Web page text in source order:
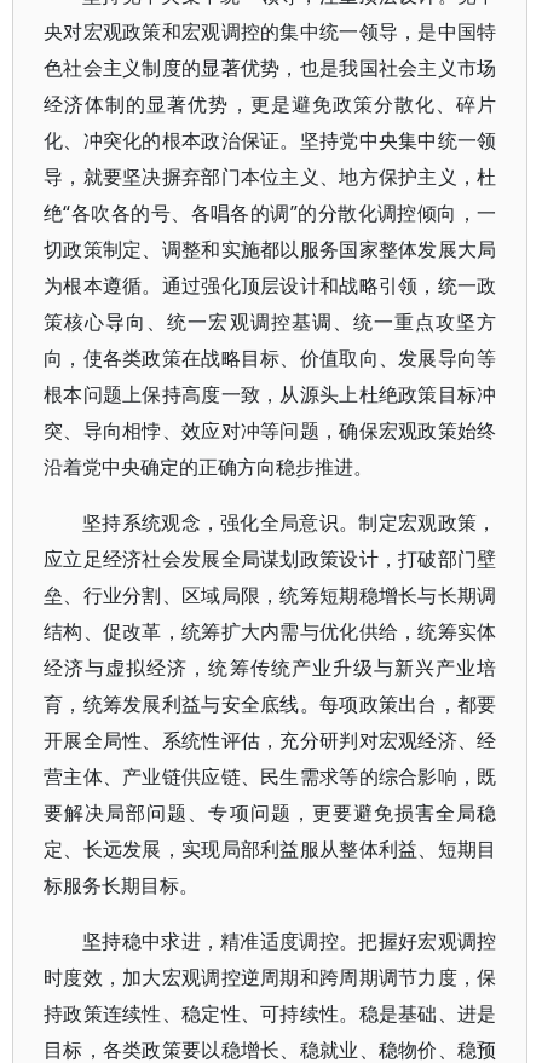
央对宏观政策和宏观调控的集中统一领导，是中国特
色社会主义制度的显著优势，也是我国社会主义市场
经济体制的显著优势，更是避免政策分散化、碎片
化、冲突化的根本政治保证。坚持党中央集中统一领
导，就要坚决摒弃部门本位主义、地方保护主义，杜
绝“各吹各的号、各唱各的调”的分散化调控倾向，一
切政策制定、调整和实施都以服务国家整体发展大局
为根本遵循。通过强化顶层设计和战略引领，统一政
策核心导向、统一宏观调控基调、统一重点攻坚方
向，使各类政策在战略目标、价值取向、发展导向等
根本问题上保持高度一致，从源头上杜绝政策目标冲
突、导向相悖、效应对冲等问题，确保宏观政策始终
沿着党中央确定的正确方向稳步推进。
坚持系统观念，强化全局意识。制定宏观政策，
应立足经济社会发展全局谋划政策设计，打破部门壁
垒、行业分割、区域局限，统筹短期稳增长与长期调
结构、促改革，统筹扩大内需与优化供给，统筹实体
经济与虚拟经济，统筹传统产业升级与新兴产业培
育，统筹发展利益与安全底线。每项政策出台，都要
开展全局性、系统性评估，充分研判对宏观经济、经
营主体、产业链供应链、民生需求等的综合影响，既
要解决局部问题、专项问题，更要避免损害全局稳
定、长远发展，实现局部利益服从整体利益、短期目
标服务长期目标。
坚持稳中求进，精准适度调控。把握好宏观调控
时度效，加大宏观调控逆周期和跨周期调节力度，保
持政策连续性、稳定性、可持续性。稳是基础、进是
目标，各类政策要以稳增长、稳就业、稳物价、稳预